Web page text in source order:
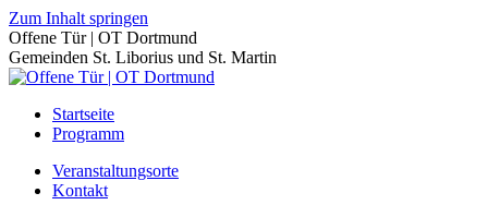
Zum Inhalt springen
Offene Tür | OT Dortmund
Gemeinden St. Liborius und St. Martin
Startseite
Programm
Veranstaltungsorte
Kontakt